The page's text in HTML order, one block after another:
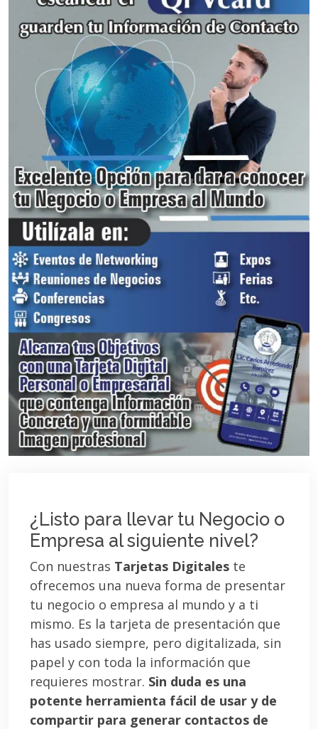
¿Listo para llevar tu Negocio o
Empresa al siguiente nivel?
Con nuestras Tarjetas Digitales te
ofrecemos una nueva forma de presentar
tu negocio o empresa al mundo y a ti
mismo. Es la tarjeta de presentación que
has usado siempre, pero digitalizada, sin
papel y con toda la información que
requieres mostrar. Sin duda es una
potente herramienta fácil de usar y de
compartir para generar contactos de